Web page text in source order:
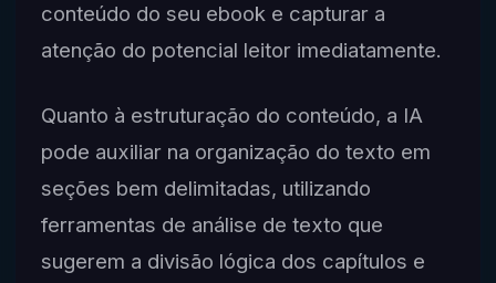
conteúdo do seu ebook e capturar a
atenção do potencial leitor imediatamente.
Quanto à estruturação do conteúdo, a IA
pode auxiliar na organização do texto em
seções bem delimitadas, utilizando
ferramentas de análise de texto que
sugerem a divisão lógica dos capítulos e